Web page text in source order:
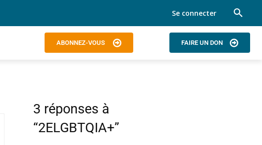
Se connecter
ABONNEZ-VOUS FAIRE UN DON
3 réponses à
“2ELGBTQIA+”